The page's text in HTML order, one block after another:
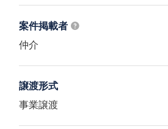
案件掲載者
仲介
譲渡形式
事業譲渡